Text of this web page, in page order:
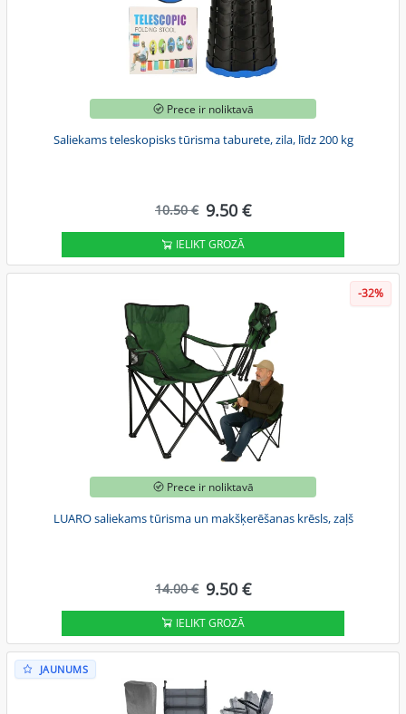
Prece ir noliktavā
Saliekams teleskopisks tūrisma taburete, zila, līdz 200 kg
10.50 € 9.50 €
IELIKT GROZĀ
-32%
Prece ir noliktavā
LUARO saliekams tūrisma un makšķerēšanas krēsls, zaļš
14.00 € 9.50 €
IELIKT GROZĀ
JAUNUMS